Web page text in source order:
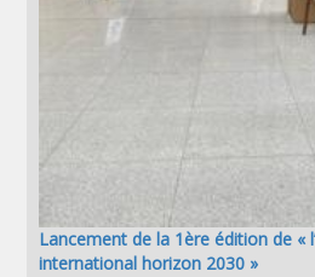
Lancement de la 1ère édition de «
international horizon 2030 »